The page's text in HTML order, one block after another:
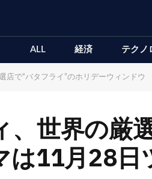
ALL 経済 テクノ
店で“バタフライ”のホリデーウィンド
、世界の厳
11月28日